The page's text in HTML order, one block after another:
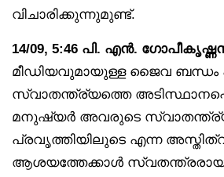
വിചാരിക്കുന്നുമുണ്ട്.
14/09, 5:46 പി. എൻ.
മീഡിയവുമായുള്ള ജൈവ ബന്ധം
സ്വാതന്ത്ര്യത്തെ
മനുഷ്യർ അവരുടെ
പ്രവൃത്തിയിലുടെ എന്ന
ആശയത്തേക്കാൾ